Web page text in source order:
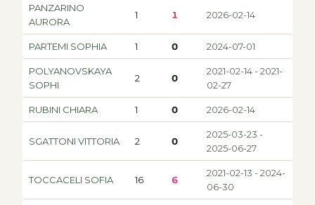
PANZARINO
AURORA
1 1 2026-02-14
PARTEMI SOPHIA 1 0 2024-07-01
POLYANOVSKAYA
SOPHI
2 0
2021-02-14 - 2021-
02-27
RUBINI CHIARA 1 0 2026-02-14
SGATTONI VITTORIA 2 0
2025-03-23 -
2025-06-27
TOCCACELI SOFIA 16 6
2021-02-13 - 2024-
06-30